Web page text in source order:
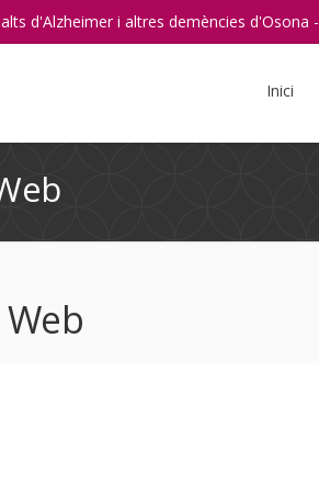
d'Alzheimer i altres demències d'Osona -
Instagram
RSS
Inici